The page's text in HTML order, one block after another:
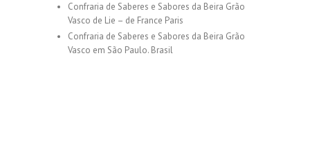
Confraria de Saberes e Sabores da Beira Grão
Vasco de Lie – de France Paris
Confraria de Saberes e Sabores da Beira Grão
Vasco em São Paulo. Brasil